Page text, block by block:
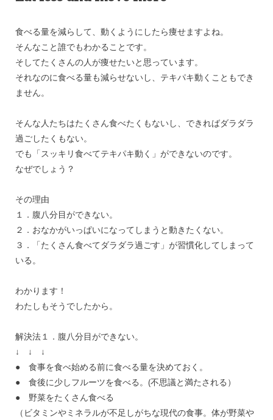
食べる量を減らして、動くようにしたら痩せますよね。
そんなこと誰でもわかることです。
そしてたくさんの人が痩せたいと思っています。
それなのに食べる量も減らせないし、テキパキ動くこともでき
ません。
そんな人たちはたくさん食べたくもないし、できればダラダラ
過ごしたくもない。
でも「スッキリ食べてテキパキ動く」ができないのです。
なぜでしょう？
その理由
１．腹八分目ができない。
２．おなかがいっぱいになってしまうと動きたくない。
３．「たくさん食べてダラダラ過ごす」が習慣化してしまって
いる。
わかります！
わたしもそうでしたから。
解決法１．腹八分目ができない。
↓ ↓ ↓
● 食事を食べ始める前に食べる量を決めておく。
● 食後に少しフルーツを食べる。(不思議と満たされる）
● 野菜をたくさん食べる
（ビタミンやミネラルが不足しがちな現代の食事。体が野菜や